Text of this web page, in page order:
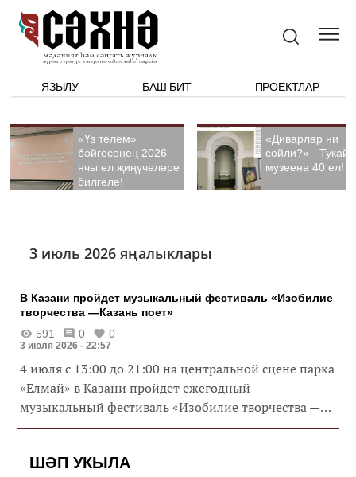
ЯЗЫЛУ БАШ БИТ ПРОЕКТЛАР
«Үз телем»
бәйгесенең 2026
нчы ел җиңүчеләре
билгеле!
«Диварлар ни
сөйли?» - Тукай
музеена 40 ел!
3 июль 2026 яңалыклары
В Казани пройдет музыкальный фестиваль «Изобилие
творчества —Казань поет»
591
0 0
3 июля 2026 - 22:57
4 июля с 13:00 до 21:00 на центральной сцене парка
«Елмай» в Казани пройдет ежегодный
музыкальный фестиваль «Изобилие творчества —
Казань поет».
ШӘП УКЫЛА